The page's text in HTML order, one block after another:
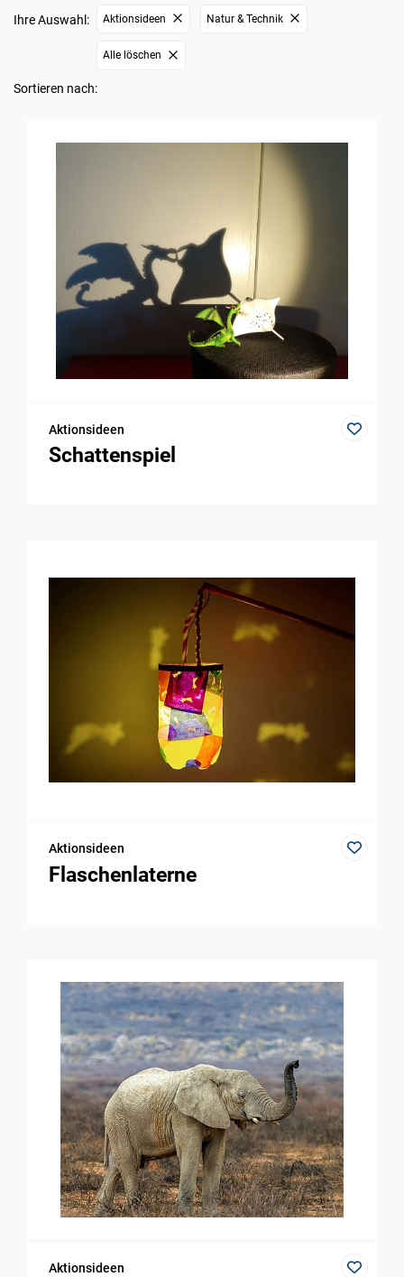
Ihre Auswahl: Aktionsideen Natur & Technik
Alle löschen
Sortieren nach:
Aktionsideen
Schattenspiel
Aktionsideen
Flaschenlaterne
Aktionsideen